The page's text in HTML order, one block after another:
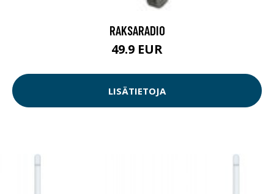
RAKSARADIO
49.9 EUR
LISÄTIETOJA